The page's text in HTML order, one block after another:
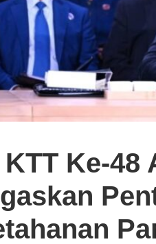
KTT Ke-48